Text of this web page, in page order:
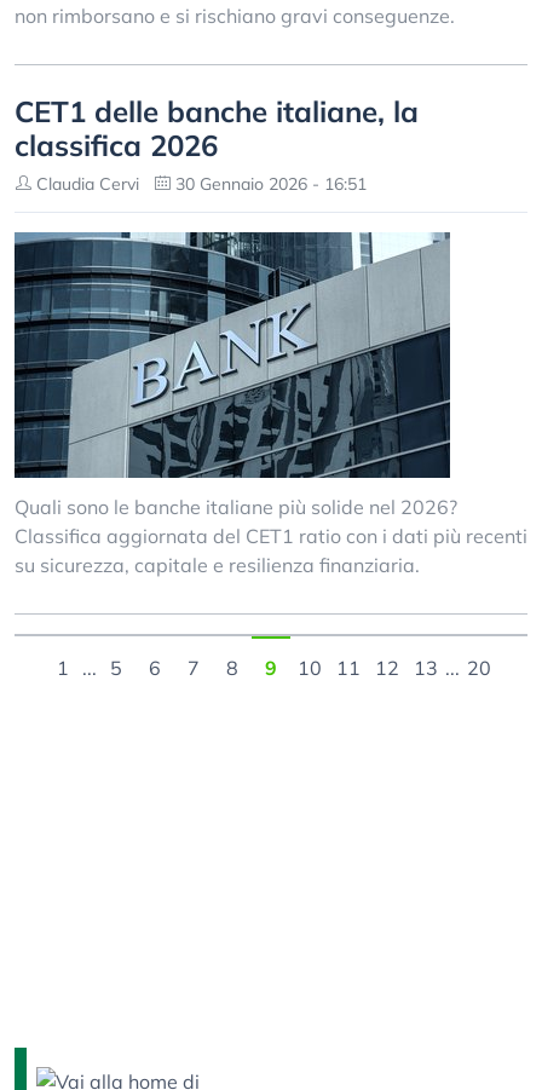
non rimborsano e si rischiano gravi conseguenze.
CET1 delle banche italiane, la
classifica 2026
Claudia Cervi 30 Gennaio 2026 - 16:51
Quali sono le banche italiane più solide nel 2026?
Classifica aggiornata del CET1 ratio con i dati più recenti
su sicurezza, capitale e resilienza finanziaria.
1 ... 5 6 7 8 9 10 11 12 13 ... 20